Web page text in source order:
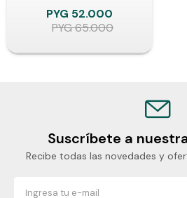
PYG 52.000
PYG65.000
Suscríbete a
Recibe todas las novedades y